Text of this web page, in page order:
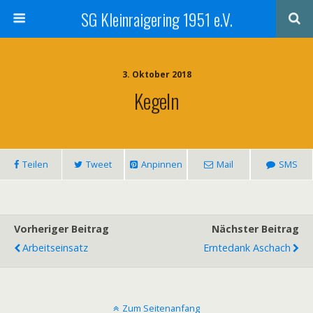
SG Kleinraigering 1951 e.V.
3. Oktober 2018
Kegeln
Teilen Tweet Anpinnen Mail SMS
Vorheriger Beitrag
Arbeitseinsatz
Nächster Beitrag
Erntedank Aschach
Zum Seitenanfang